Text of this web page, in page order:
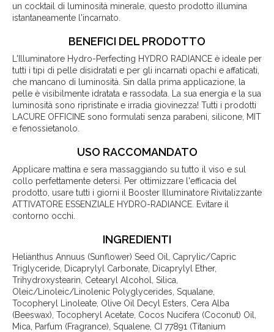
un cocktail di luminosità minerale, questo prodotto illumina
istantaneamente l'incarnato.
BENEFICI DEL PRODOTTO
L'Illuminatore Hydro-Perfecting HYDRO RADIANCE è ideale per
tutti i tipi di pelle disidratati e per gli incarnati opachi e affaticati,
che mancano di luminosità. Sin dalla prima applicazione, la
pelle è visibilmente idratata e rassodata. La sua energia e la sua
luminosità sono ripristinate e irradia giovinezza! Tutti i prodotti
LACURE OFFICINE sono formulati senza parabeni, silicone, MIT
e fenossietanolo.
USO RACCOMANDATO
Applicare mattina e sera massaggiando su tutto il viso e sul
collo perfettamente detersi. Per ottimizzare l'efficacia del
prodotto, usare tutti i giorni il Booster Illuminatore Rivitalizzante
ATTIVATORE ESSENZIALE HYDRO-RADIANCE. Evitare il
contorno occhi.
INGREDIENTI
Helianthus Annuus (Sunflower) Seed Oil, Caprylic/Capric
Triglyceride, Dicaprylyl Carbonate, Dicaprylyl Ether,
Trihydroxystearin, Cetearyl Alcohol, Silica,
Oleic/Linoleic/Linolenic Polyglycerides, Squalane,
Tocopheryl Linoleate, Olive Oil Decyl Esters, Cera Alba
(Beeswax), Tocopheryl Acetate, Cocos Nucifera (Coconut) Oil,
Mica, Parfum (Fragrance), Squalene, CI 77891 (Titanium